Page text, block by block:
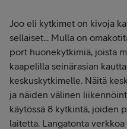
Joo eli kytkimet on kivoja
sellaiset... Mulla on
port huonekytkimiä, joista
kaapelilla seinärasian
keskuskytkimelle. Näitä
ja näiden välinen
käytössä 8 kytkintä, joiden
laitetta. Langatonta